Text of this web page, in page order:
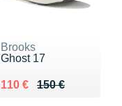
Brooks
Ghost 17
150 €
Au lieu de 150 €
110 €
Vendu 110 €